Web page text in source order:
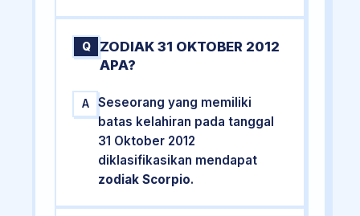
Q
ZODIAK 31 OKTOBER 2012
APA?
A
Seseorang yang memiliki
batas kelahiran pada tanggal
31 Oktober 2012
diklasifikasikan mendapat
zodiak Scorpio.